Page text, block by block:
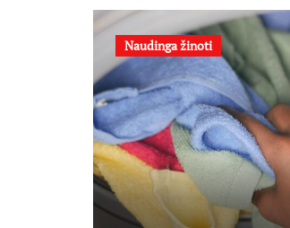
Naudinga žinoti